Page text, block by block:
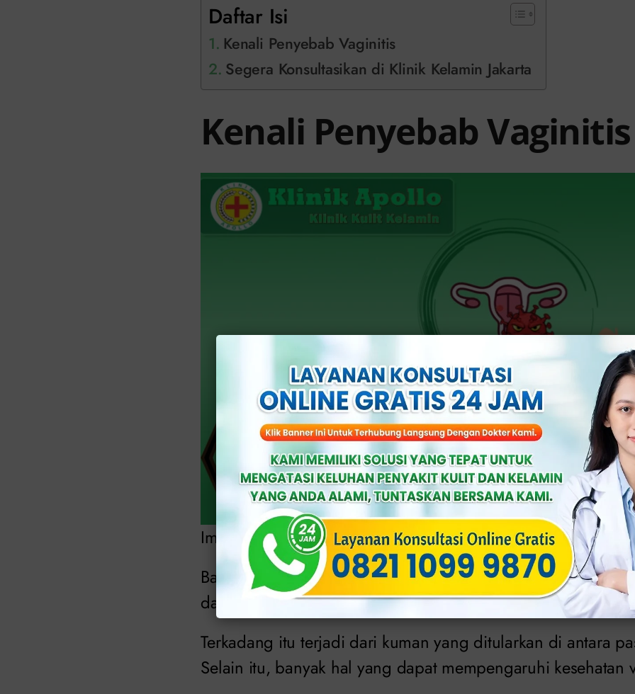
Daftar Isi
Kenali Penyebab Vaginitis
Segera Konsultasikan di Klinik Kelamin Jakarta
Kenali Penyebab Vaginitis
Img: klinikapollojakarta.com
Bakteri, ragi, virus, parasit dan bahan kimia dalam spray
dapat menyebabkan vaginitis.
Terkadang itu terjadi dari kuman yang ditularkan di antara
Selain itu, banyak hal yang dapat mempengaruhi kesehatan